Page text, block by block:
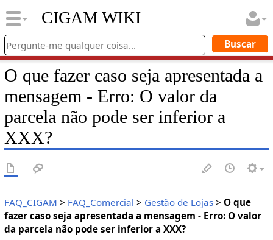
CIGAM WIKI
O que fazer caso seja apresentada a
mensagem - Erro: O valor da
parcela não pode ser inferior a
XXX?
FAQ_CIGAM > FAQ_Comercial > Gestão de Lojas> O que
fazer caso seja apresentada a mensagem - Erro: O valor
da parcela não pode ser inferior a XXX?